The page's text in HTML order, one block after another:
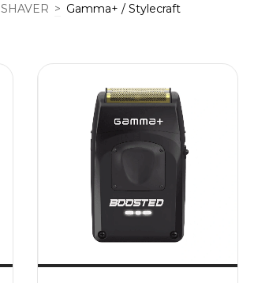
SHAVER > Gamma+ / Stylecraft